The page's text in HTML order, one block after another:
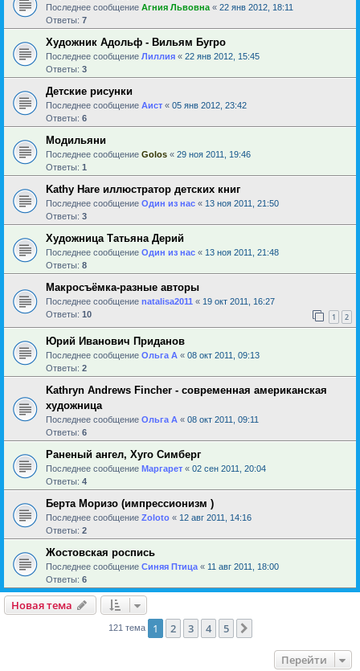
Последнее сообщение Агния Львовна « 22 янв 2012, 18:11
Ответы: 7
Художник Адольф - Вильям Бугро
Последнее сообщение Лиллия « 22 янв 2012, 15:45
Ответы: 3
Детские рисунки
Последнее сообщение Аист « 05 янв 2012, 23:42
Ответы: 6
Модильяни
Последнее сообщение Golos « 29 ноя 2011, 19:46
Ответы: 1
Kathy Hare иллюстратор детских книг
Последнее сообщение Один из нас « 13 ноя 2011, 21:50
Ответы: 3
Художница Татьяна Дерий
Последнее сообщение Один из нас « 13 ноя 2011, 21:48
Ответы: 8
Макросъёмка-разные авторы
Последнее сообщение natalisa2011 « 19 окт 2011, 16:27
Ответы: 10 1 2
Юрий Иванович Приданов
Последнее сообщение Ольга А « 08 окт 2011, 09:13
Ответы: 2
Kathryn Andrews Fincher - современная американская
художница
Последнее сообщение Ольга А « 08 окт 2011, 09:11
Ответы: 6
Раненый ангел, Хуго Симберг
Последнее сообщение Маргарет « 02 сен 2011, 20:04
Ответы: 4
Берта Моризо (импрессионизм )
Последнее сообщение Zoloto « 12 авг 2011, 14:16
Ответы: 2
Жостовская роспись
Последнее сообщение Синяя Птица « 11 авг 2011, 18:00
Ответы: 6
Новая тема
121 тема 1 2 3 4 5
Перейти